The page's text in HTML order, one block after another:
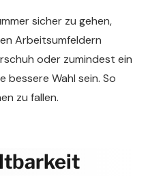
sicher zu gehen,
Arbeitsumfeldern
oder zumindest ein
bessere Wahl sein. So
zu fallen.